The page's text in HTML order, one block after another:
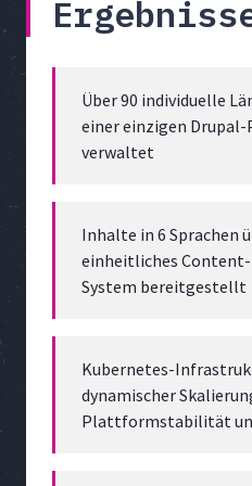
Über 90 individuelle
einer einzigen
verwaltet
Inhalte in 6 Sprachen
einheitliches
System bereitgestellt
Kubernetes-
dynamischer
Plattformstabilität